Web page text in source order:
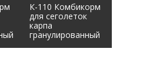
К-110 Комбикорм
для сеголеток
карпа
гранулированный